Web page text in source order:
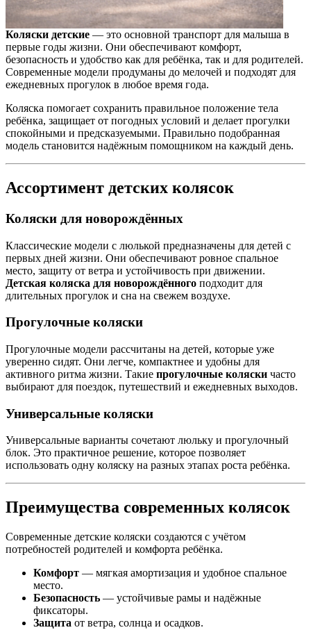
Коляски детские — это основной транспорт для малыша в
первые годы жизни. Они обеспечивают комфорт,
безопасность и удобство как для ребёнка, так и для родителей.
Современные модели продуманы до мелочей и подходят для
ежедневных прогулок в любое время года.
Коляска помогает сохранить правильное положение тела
ребёнка, защищает от погодных условий и делает прогулки
спокойными и предсказуемыми. Правильно подобранная
модель становится надёжным помощником на каждый день.
Ассортимент детских колясок
Коляски для новорождённых
Классические модели с люлькой предназначены для детей с
первых дней жизни. Они обеспечивают ровное спальное
место, защиту от ветра и устойчивость при движении.
Детская коляска для новорождённого подходит для
длительных прогулок и сна на свежем воздухе.
Прогулочные коляски
Прогулочные модели рассчитаны на детей, которые уже
уверенно сидят. Они легче, компактнее и удобны для
активного ритма жизни. Такие прогулочные коляски часто
выбирают для поездок, путешествий и ежедневных выходов.
Универсальные коляски
Универсальные варианты сочетают люльку и прогулочный
блок. Это практичное решение, которое позволяет
использовать одну коляску на разных этапах роста ребёнка.
Преимущества современных колясок
Современные детские коляски создаются с учётом
потребностей родителей и комфорта ребёнка.
Комфорт — мягкая амортизация и удобное спальное
место.
Безопасность — устойчивые рамы и надёжные
фиксаторы.
Защита от ветра, солнца и осадков.